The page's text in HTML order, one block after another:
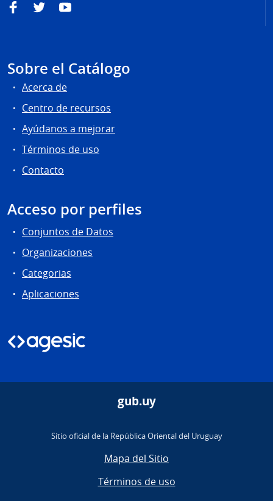
FacebookTwitterYouTube
Sobre el Catálogo
Acerca de
Centro de recursos
Ayúdanos a mejorar
Términos de uso
Contacto
Acceso por perfiles
Conjuntos de Datos
Organizaciones
Categorias
Aplicaciones
gub.uy
Sitio oficial de la República Oriental del Uruguay
Mapa del Sitio
Términos de uso